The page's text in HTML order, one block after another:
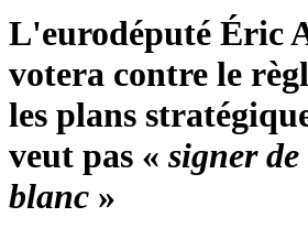
L'eurodéputé Éric
votera contre le
les plans
veut pas « signer
blanc »